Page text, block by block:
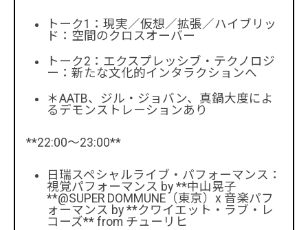
トーク1：現実／仮想／拡張／ハイブリッ
ド：空間のクロスオーバー
トーク2：エクスプレッシブ・テクノロジ
ー：新たな文化的インタラクションへ
＊AATB、ジル・ジョバン、真鍋大度によ
るデモンストレーションあり
**22:00～23:00**
日瑞スペシャルライブ・パフォーマンス：
視覚パフォーマンス by **中山晃子
**@SUPER DOMMUNE（東京）x 音楽パフ
ォーマンス by **クワイエット・ラブ・レ
コーズ** from チューリヒ